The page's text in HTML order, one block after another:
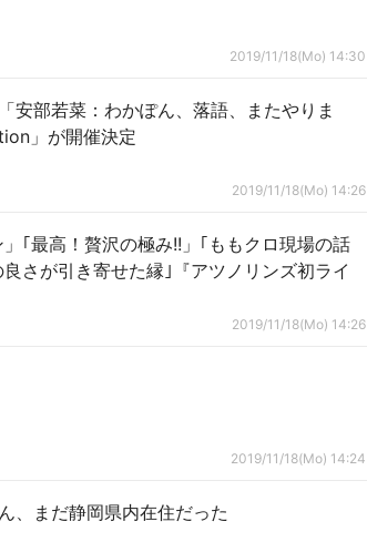
2019/11/18(Mo) 14:30
安部若菜：わかぽん、落語、またやりま
」が開催決定
2019/11/18(Mo) 14:26
｢最高！贅沢の極み!!」｢ももクロ現場の話
さが引き寄せた縁｣『アツノリンズ初ライ
2019/11/18(Mo) 14:26
2019/11/18(Mo) 14:24
、まだ静岡県内在住だった